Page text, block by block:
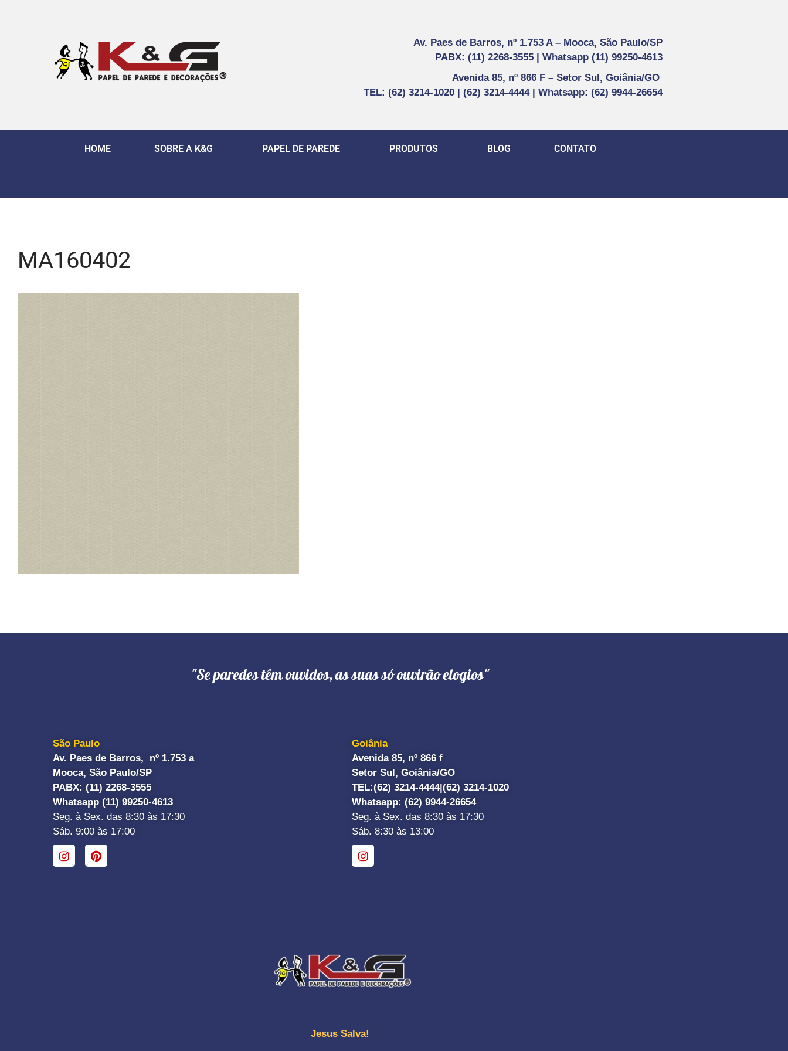
Av. Paes de Barros, nº 1.753 A – Mooca, São Paulo/SP
PABX: (11) 2268-3555 | Whatsapp (11) 99250-4613
Avenida 85, nº 866 F – Setor Sul, Goiânia/GO
TEL: (62) 3214-1020 | (62) 3214-4444 | Whatsapp: (62) 9944-26654
HOME SOBRE A K&G PAPEL DE PAREDE PRODUTOS BLOG CONTATO
MA160402
"Se paredes têm ouvidos, as suas só ouvirão elogios"
São Paulo
Av. Paes de Barros, nº 1.753 a
Mooca, São Paulo/SP
PABX: (11) 2268-3555
Whatsapp (11) 99250-4613
Seg. à Sex. das 8:30 às 17:30
Sáb. 9:00 às 17:00
Goiânia
Avenida 85, nº 866 f
Setor Sul, Goiânia/GO
TEL:(62) 3214-4444| (62) 3214-1020
Whatsapp: (62) 9944-26654
Seg. à Sex. das 8:30 às 17:30
Sáb. 8:30 às 13:00
Jesus Salva!